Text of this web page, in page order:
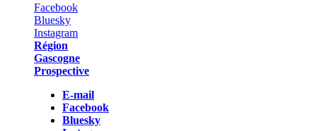
Région
Gascogne
Prospective
E-mail
Facebook
Bluesky